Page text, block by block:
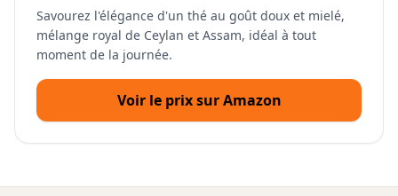
Savourez l'élégance d'un thé au goût doux et mielé,
mélange royal de Ceylan et Assam, idéal à tout
moment de la journée.
Voir le prix sur Amazon